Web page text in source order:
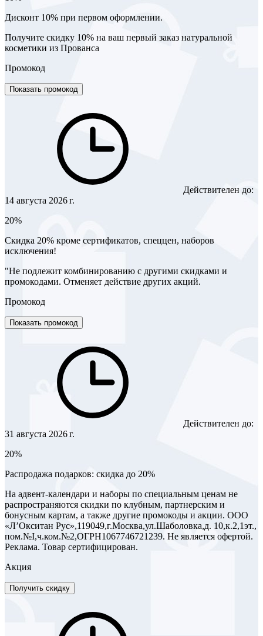
Дисконт 10% при первом оформлении.
Получите скидку 10% на ваш первый заказ натуральной
косметики из Прованса
Промокод
Показать промокод
Действителен до:
14 августа 2026 г.
20%
Скидка 20% кроме сертификатов, спеццен, наборов
исключения!
"Не подлежит комбинированию с другими скидками и
промокодами. Отменяет действие других акций.
Промокод
Показать промокод
Действителен до:
31 августа 2026 г.
20%
Распродажа подарков: скидка до 20%
На адвент-календари и наборы по специальным ценам не
распространяются скидки по клубным, партнерским и
бонусным картам, а также другие промокоды и акции. ООО
«Л’Окситан Рус»,119049,г.Москва,ул.Шаболовка,д. 10,к.2,1эт.,
пом.№I,ч.ком.№2,ОГРН1067746721239. Не является офертой.
Реклама. Товар сертифицирован.
Акция
Получить скидку